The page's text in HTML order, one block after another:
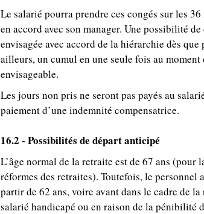
Le salarié pourra prendre ces congés sur les
en accord avec son manager. Une possibilité
envisagée avec accord de la hiérarchie dès
ailleurs, un cumul en une seule fois au
envisageable.
Les jours non pris ne seront pas payés au
paiement d’une indemnité compensatrice.
16.2 - Possibilités de départ anticipé
L’âge normal de la retraite est de 67 ans
réformes des retraites). Toutefois, le
partir de 62 ans, voire avant dans le cadre de
salarié handicapé ou en raison de la pénibilité